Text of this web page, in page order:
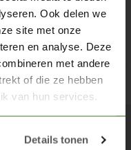
Ook delen we
site met onze
en analyse. Deze
met andere
of die ze hebben
van hun services.
Details tonen
nieuwsbrief
laatste acties